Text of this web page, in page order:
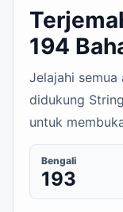
194
Jelajahi semua
didukung
untuk
Bengali
193